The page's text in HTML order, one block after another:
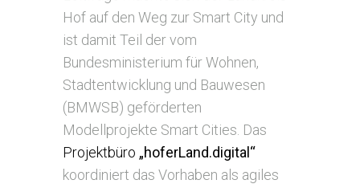
Hof auf den Weg zur Smart City und
ist damit Teil der vom
Bundesministerium für Wohnen,
Stadtentwicklung und Bauwesen
(BMWSB) geförderten
Modellprojekte Smart Cities. Das
Projektbüro „hoferLand.digital“
koordiniert das Vorhaben als agiles